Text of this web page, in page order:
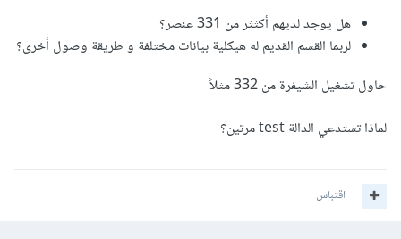
هل يوجد لديهم أكثثر من 331 عنصر؟
لربما القسم القديم له هيكلية بيانات مختلفة و طريقة وصول أخرى؟
حاول تشغيل الشيفرة من 332 مثلاً
لماذا تستدعي الدالة test مرتين؟
اقتباس